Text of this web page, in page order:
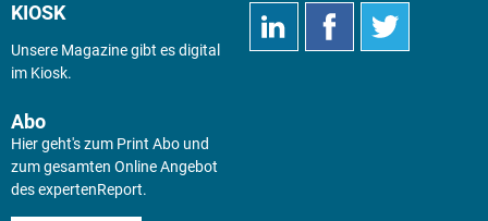
KIOSK
Unsere Magazine gibt es digital
im Kiosk.
Abo
Hier geht's zum Print Abo und
zum gesamten Online Angebot
des expertenReport.